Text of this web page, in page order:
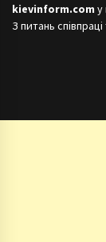
kievinform.com у
З питань